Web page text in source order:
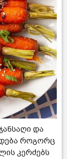
და
როგორც
კერძებს